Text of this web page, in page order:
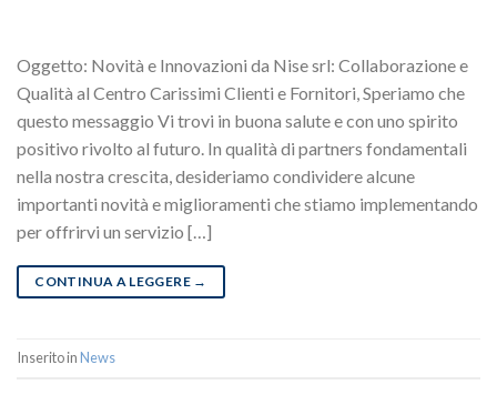
Oggetto: Novità e Innovazioni da Nise srl: Collaborazione e
Qualità al Centro Carissimi Clienti e Fornitori, Speriamo che
questo messaggio Vi trovi in buona salute e con uno spirito
positivo rivolto al futuro. In qualità di partners fondamentali
nella nostra crescita, desideriamo condividere alcune
importanti novità e miglioramenti che stiamo implementando
per offrirvi un servizio […]
CONTINUA A LEGGERE →
Inserito inNews